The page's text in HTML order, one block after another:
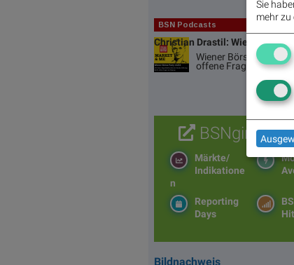
BSN Podcasts
Christian Drastil: Wiener Börse
Wiener Börse Party
offene Fragen bei
BSNgine
Märkte/
Indikatione
n
Reporting
Days
Bildnachweis
Sie
mehr zu